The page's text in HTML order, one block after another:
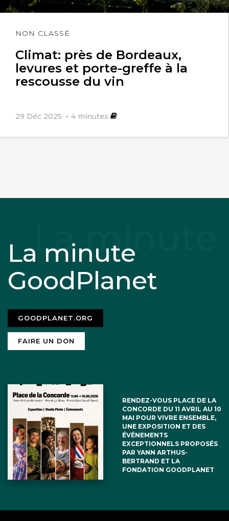
NON CLASSÉ
Climat: près de Bordeaux,
levures et porte-greffe à la
rescousse du vin
29 Déc 2025 4 minutes
Lire
La minute
GoodPlanet
GOODPLANET.ORG
FAIRE UN DON
RENDEZ-VOUS PLACE DE LA
CONCORDE DU 11 AVRIL AU 10
MAI POUR VIVRE ENSEMBLE,
UNE EXPOSITION ET DES
ÉVÉNEMENTS
EXCEPTIONNELS PROPOSÉS
PAR YANN ARTHUS-
BERTRAND ET LA
FONDATION GOODPLANET